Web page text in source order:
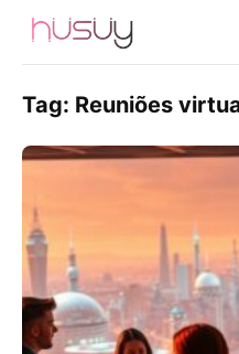
Tag: Reuniões